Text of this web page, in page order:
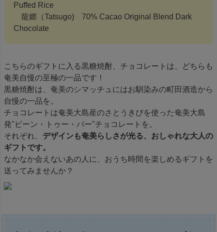
Puffed Rice
龍郷（Tatsugo) 70% Cacao Original Blend Dark
Chocolate
こちらのギフトに入る黒糖焼酎、チョコレートは、どちらも
奄美自慢の至極の一品です！
黒糖焼酎は、奄美のシマッチュにはお馴染みの町田酒造から
自慢の一品を。
チョコレートは奄美大島産のさとうきびを使った奄美大島
発"ビーン・トゥー・バー"チョコレートを。
それぞれ、 デザインも奄美らしさが光る、おしゃれな大人の
ギフトです。
なかなか会えないあの人に、おうち時間を楽しめるギフトを
送ってみませんか？